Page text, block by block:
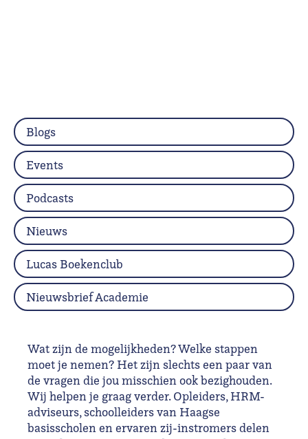
Wat zijn de mogelijkheden? Welke stappen
moet je nemen? Het zijn slechts een paar van
de vragen die jou misschien ook bezighouden.
Wij helpen je graag verder. Opleiders, HRM-
adviseurs, schoolleiders van Haagse
basisscholen en ervaren zij-instromers delen
Blogs
Events
Podcasts
Nieuws
Lucas Boekenclub
Nieuwsbrief Academie